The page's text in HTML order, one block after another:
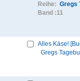
Reihe: Gregs
Band :11
Alles Käse!
Gregs